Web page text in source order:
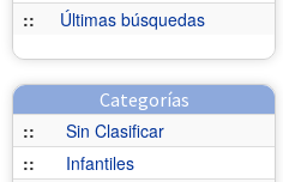
::
Últimas búsquedas
Categorías
::
Sin Clasificar
::
Infantiles